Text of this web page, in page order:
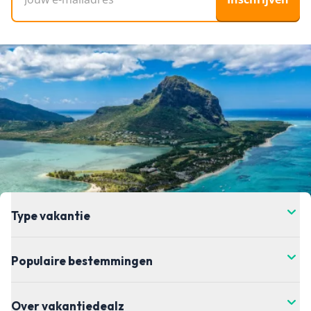
Type vakantie
Populaire bestemmingen
Over vakantiedealz